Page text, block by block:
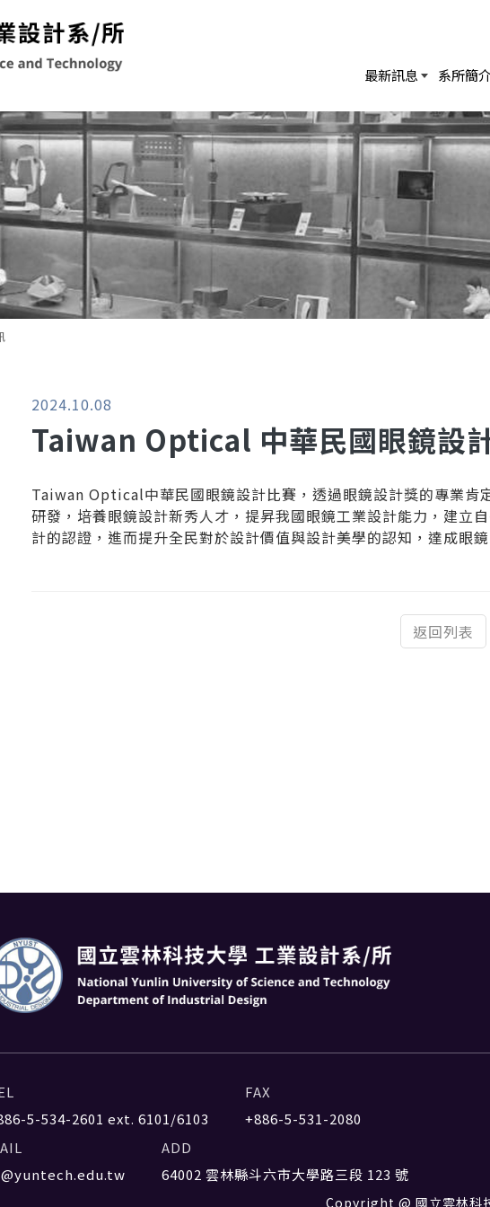
最新訊息 系所簡
2024.10.08
Taiwan Optical 中華民國眼鏡設
Taiwan Optical中華民國眼鏡設計比賽，透過眼鏡設計獎的專業肯
研發，培養眼鏡設計新秀人才，提昇我國眼鏡工業設計能力，建立
計的認證，進而提升全民對於設計價值與設計美學的認知，達成眼
返回列表
5-534-2601 ext. 6101/6103
FAX
+886-5-531-2080
ADD
64002 雲林縣斗六市大學路三段 123 號
Copyright @ 國立雲林科